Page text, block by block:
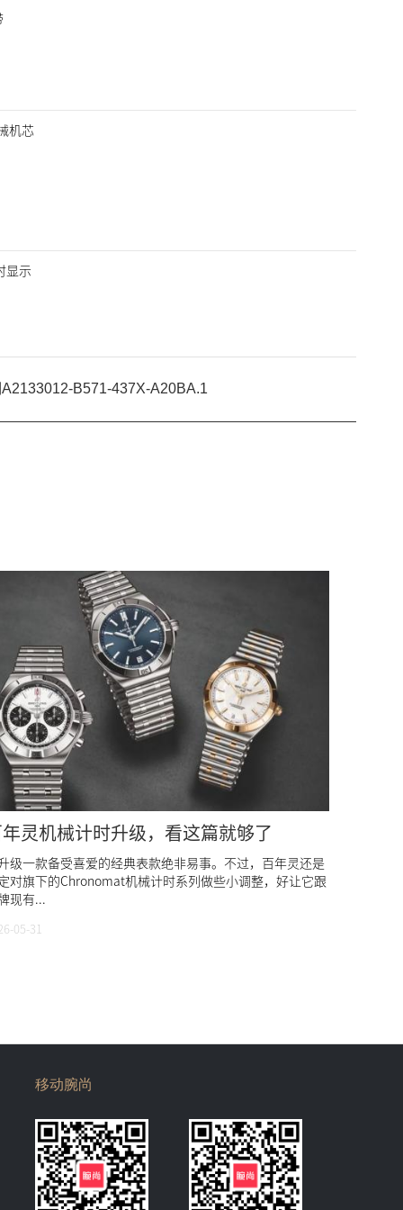
机芯
显示
灵机械计时升级，看这篇就够了
级一款备受喜爱的经典表款绝非易事。不过，百年灵还是
对旗下的Chronomat机械计时系列做些小调整，好让它跟
现有...
05-31
移动腕尚